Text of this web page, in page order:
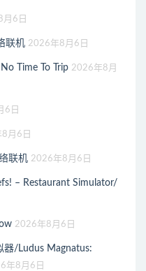
月6日
联机 2026年8月6日
Time To Trip 2026年8月
6日
月6日
联机 2026年8月6日
– Restaurant Simulator/
2026年8月6日
器/Ludus Magnatus:
年8月6日